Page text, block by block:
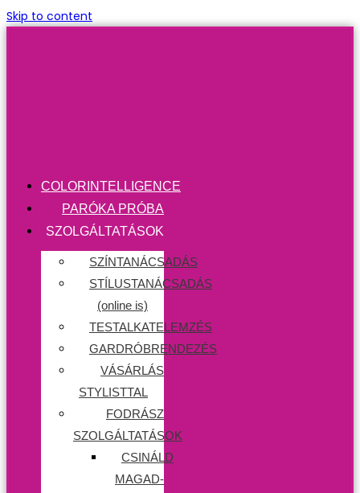
Skip to content
COLORINTELLIGENCE
PARÓKA PRÓBA
SZOLGÁLTATÁSOK
SZÍNTANÁCSADÁS
STÍLUSTANÁCSADÁS
(online is)
TESTALKATELEMZÉS
GARDRÓBRENDEZÉS
VÁSÁRLÁS
STYLISTTAL
FODRÁSZ
SZOLGÁLTATÁSOK
CSINÁLD
MAGAD-